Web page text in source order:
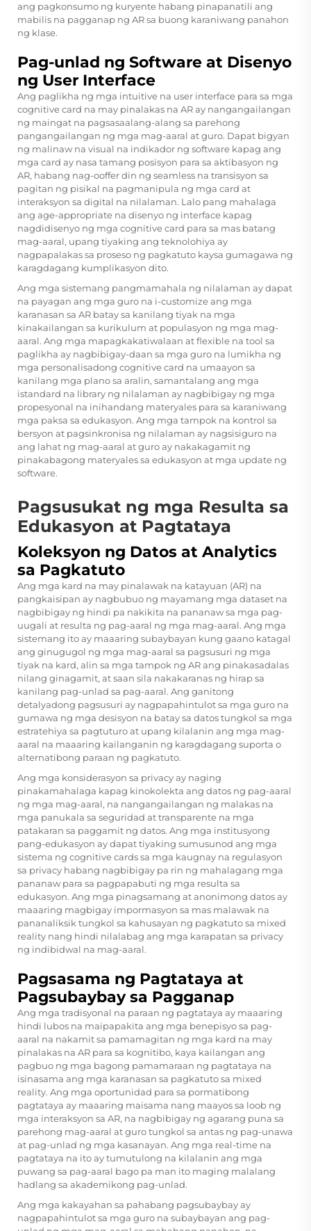
ang pagkonsumo ng kuryente habang pinapanatili ang
mabilis na pagganap ng AR sa buong karaniwang panahon
ng klase.
Pag-unlad ng Software at Disenyo
ng User Interface
Ang paglikha ng mga intuitive na user interface para sa mga
cognitive card na may pinalakas na AR ay nangangailangan
ng maingat na pagsasaalang-alang sa parehong
pangangailangan ng mga mag-aaral at guro. Dapat bigyan
ng malinaw na visual na indikador ng software kapag ang
mga card ay nasa tamang posisyon para sa aktibasyon ng
AR, habang nag-ooffer din ng seamless na transisyon sa
pagitan ng pisikal na pagmanipula ng mga card at
interaksyon sa digital na nilalaman. Lalo pang mahalaga
ang age-appropriate na disenyo ng interface kapag
nagdidisenyo ng mga cognitive card para sa mas batang
mag-aaral, upang tiyaking ang teknolohiya ay
nagpapalakas sa proseso ng pagkatuto kaysa gumagawa ng
karagdagang kumplikasyon dito.
Ang mga sistemang pangmamahala ng nilalaman ay dapat
na payagan ang mga guro na i-customize ang mga
karanasan sa AR batay sa kanilang tiyak na mga
kinakailangan sa kurikulum at populasyon ng mga mag-
aaral. Ang mga mapagkakatiwalaan at flexible na tool sa
paglikha ay nagbibigay-daan sa mga guro na lumikha ng
mga personalisadong cognitive card na umaayon sa
kanilang mga plano sa aralin, samantalang ang mga
istandard na library ng nilalaman ay nagbibigay ng mga
propesyonal na inihandang materyales para sa karaniwang
mga paksa sa edukasyon. Ang mga tampok na kontrol sa
bersyon at pagsinkronisa ng nilalaman ay nagsisiguro na
ang lahat ng mag-aaral at guro ay nakakagamit ng
pinakabagong materyales sa edukasyon at mga update ng
software.
Pagsusukat ng mga Resulta sa
Edukasyon at Pagtataya
Koleksyon ng Datos at Analytics
sa Pagkatuto
Ang mga kard na may pinalawak na katayuan (AR) na
pangkaisipan ay nagbubuo ng mayamang mga dataset na
nagbibigay ng hindi pa nakikita na pananaw sa mga pag-
uugali at resulta ng pag-aaral ng mga mag-aaral. Ang mga
sistemang ito ay maaaring subaybayan kung gaano katagal
ang ginugugol ng mga mag-aaral sa pagsusuri ng mga
tiyak na kard, alin sa mga tampok ng AR ang pinakasadalas
nilang ginagamit, at saan sila nakakaranas ng hirap sa
kanilang pag-unlad sa pag-aaral. Ang ganitong
detalyadong pagsusuri ay nagpapahintulot sa mga guro na
gumawa ng mga desisyon na batay sa datos tungkol sa mga
estratehiya sa pagtuturo at upang kilalanin ang mga mag-
aaral na maaaring kailanganin ng karagdagang suporta o
alternatibong paraan ng pagkatuto.
Ang mga konsiderasyon sa privacy ay naging
pinakamahalaga kapag kinokolekta ang datos ng pag-aaral
ng mga mag-aaral, na nangangailangan ng malakas na
mga panukala sa seguridad at transparente na mga
patakaran sa paggamit ng datos. Ang mga institusyong
pang-edukasyon ay dapat tiyaking sumusunod ang mga
sistema ng cognitive cards sa mga kaugnay na regulasyon
sa privacy habang nagbibigay pa rin ng mahalagang mga
pananaw para sa pagpapabuti ng mga resulta sa
edukasyon. Ang mga pinagsamang at anonimong datos ay
maaaring magbigay impormasyon sa mas malawak na
pananaliksik tungkol sa kahusayan ng pagkatuto sa mixed
reality nang hindi nilalabag ang mga karapatan sa privacy
ng indibidwal na mag-aaral.
Pagsasama ng Pagtataya at
Pagsubaybay sa Pagganap
Ang mga tradisyonal na paraan ng pagtataya ay maaaring
hindi lubos na maipapakita ang mga benepisyo sa pag-
aaral na nakamit sa pamamagitan ng mga kard na may
pinalakas na AR para sa kognitibo, kaya kailangan ang
pagbuo ng mga bagong pamamaraan ng pagtataya na
isinasama ang mga karanasan sa pagkatuto sa mixed
reality. Ang mga oportunidad para sa pormatibong
pagtataya ay maaaring maisama nang maayos sa loob ng
mga interaksyon sa AR, na nagbibigay ng agarang puna sa
parehong mag-aaral at guro tungkol sa antas ng pag-unawa
at pag-unlad ng mga kasanayan. Ang mga real-time na
pagtataya na ito ay tumutulong na kilalanin ang mga
puwang sa pag-aaral bago pa man ito maging malalang
hadlang sa akademikong pag-unlad.
Ang mga kakayahan sa pahabang pagsubaybay ay
nagpapahintulot sa mga guro na subaybayan ang pag-